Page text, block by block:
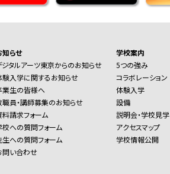
知らせ
ジタルアーツ東京からのお知らせ
験入学に関するお知らせ
業生の皆様へ
職員・講師募集のお知らせ
料請求フォーム
校への質問フォーム
生への質問フォーム
問い合わせ
学校案内
5つの強み
コラボレーション
体験入学
設備
説明会・学校見学
アクセスマップ
学校情報公開